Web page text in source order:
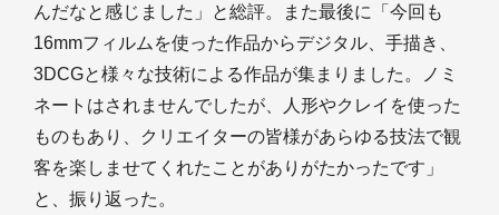
んだなと感じました」と総評。また最後に「今回も
16mmフィルムを使った作品からデジタル、手描き、
3DCGと様々な技術による作品が集まりました。ノミ
ネートはされませんでしたが、人形やクレイを使った
ものもあり、クリエイターの皆様があらゆる技法で観
客を楽しませてくれたことがありがたかったです」
と、振り返った。